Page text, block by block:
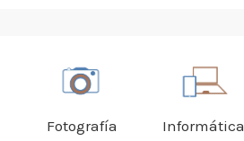
Fotografía Informática